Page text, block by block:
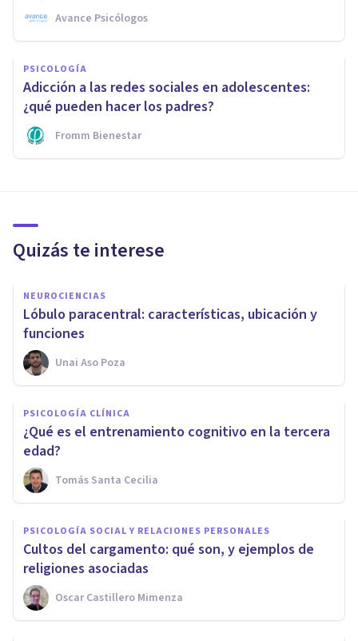
Avance Psicólogos
PSICOLOGÍA
Adicción a las redes sociales en adolescentes:
¿qué pueden hacer los padres?
Fromm Bienestar
Quizás te interese
NEUROCIENCIAS
Lóbulo paracentral: características, ubicación y
funciones
Unai Aso Poza
PSICOLOGÍA CLÍNICA
¿Qué es el entrenamiento cognitivo en la tercera
edad?
Tomás Santa Cecilia
PSICOLOGÍA SOCIAL Y RELACIONES PERSONALES
Cultos del cargamento: qué son, y ejemplos de
religiones asociadas
Oscar Castillero Mimenza